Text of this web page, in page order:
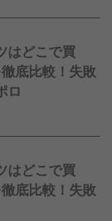
はどこで買
底比較！失敗
ロ
はどこで買
底比較！失敗